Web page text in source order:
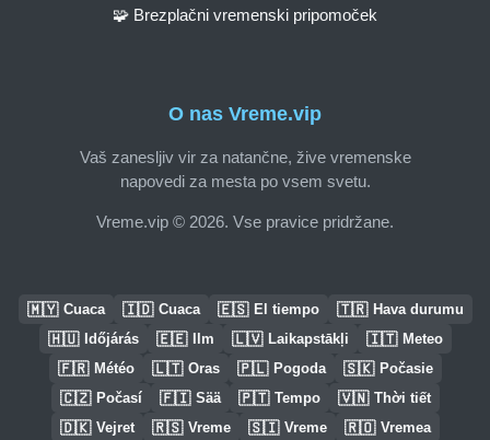
O nas Vreme.vip
Vaš zanesljiv vir za natančne, žive vremenske
napovedi za mesta po vsem svetu.
Vreme.vip © 2026. Vse pravice pridržane.
🧩 Brezplačni vremenski pripomoček
🇲🇾 Cuaca 🇮🇩 Cuaca 🇪🇸 El tiempo 🇹🇷 Hava durumu
🇭🇺 Időjárás 🇪🇪 Ilm 🇱🇻 Laikapstākļi 🇮🇹 Meteo
🇫🇷 Météo 🇱🇹 Oras 🇵🇱 Pogoda 🇸🇰 Počasie
🇨🇿 Počasí 🇫🇮 Sää 🇵🇹 Tempo 🇻🇳 Thời tiết
🇩🇰 Vejret 🇷🇸 Vreme 🇸🇮 Vreme 🇷🇴 Vremea